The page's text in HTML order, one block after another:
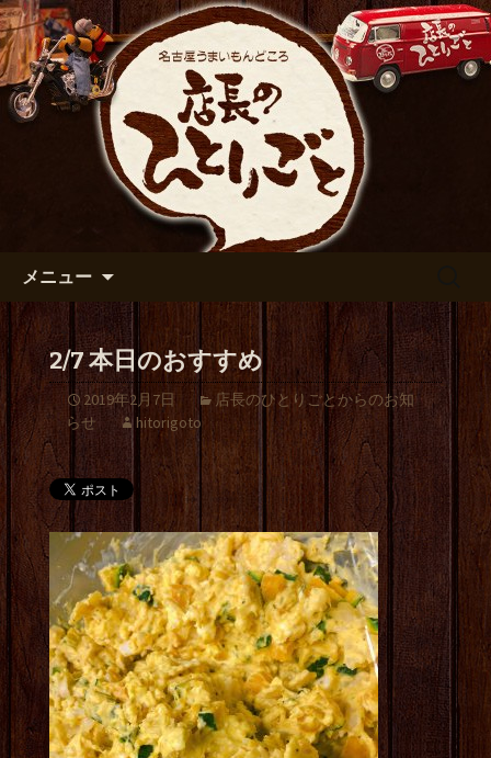
名古屋市伏見の居酒屋【店長の
ひとりごと】のブログ
出張や観光に名古屋めしがおすすめで
す
メニュー
2/7 本日のおすすめ
2019年2月7日
店長のひとりごとからのお知
らせ
hitorigoto